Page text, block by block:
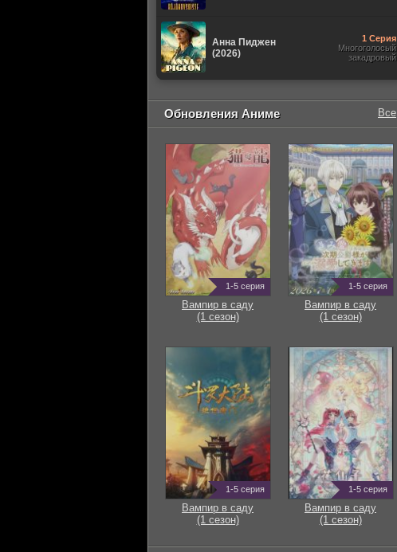
Анна Пиджен
(2026)
1 Серия
Многоголосый
закадровый
Обновления Аниме Все
1-5 серия
Вампир в саду
(1 сезон)
1-5 серия
Вампир в саду
(1 сезон)
1-5 серия
Вампир в саду
(1 сезон)
1-5 серия
Вампир в саду
(1 сезон)